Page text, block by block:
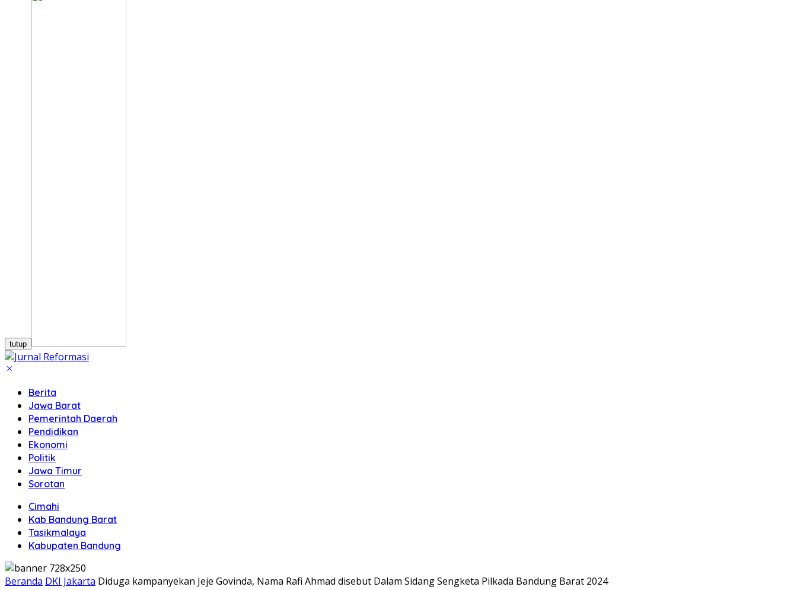
tutup
Berita
Jawa Barat
Pemerintah Daerah
Pendidikan
Ekonomi
Politik
Jawa Timur
Sorotan
Cimahi
Kab Bandung Barat
Tasikmalaya
Kabupaten Bandung
Beranda DKI Jakarta Diduga kampanyekan Jeje Govinda, Nama Rafi Ahmad disebut Dalam Sidang Sengketa Pilkada Bandung Barat 2024